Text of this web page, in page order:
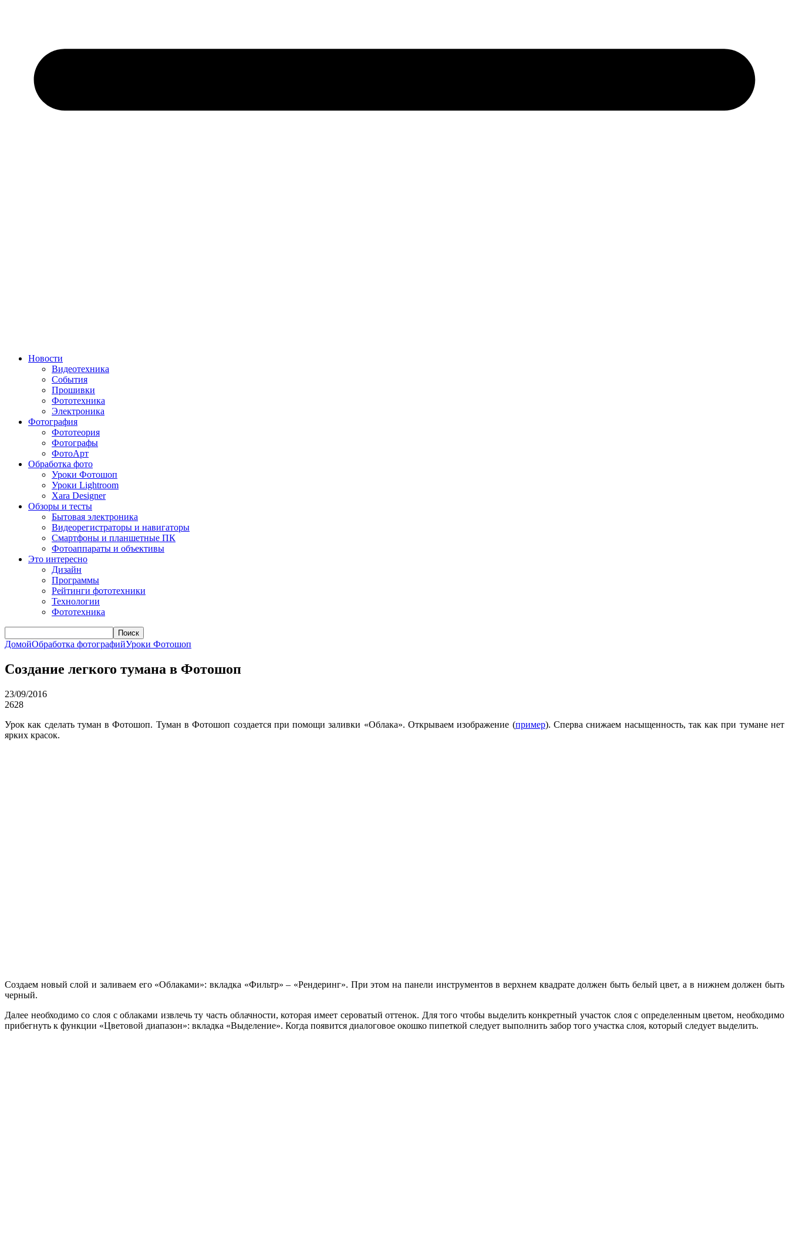
Новости
Видеотехника
События
Прошивки
Фототехника
Электроника
Фотография
Фототеория
Фотографы
ФотоАрт
Обработка фото
Уроки Фотошоп
Уроки Lightroom
Xara Designer
Обзоры и тесты
Бытовая электроника
Видеорегистраторы и навигаторы
Смартфоны и планшетные ПК
Фотоаппараты и объективы
Это интересно
Дизайн
Программы
Рейтинги фототехники
Технологии
Фототехника
Поиск
ДомойОбработка фотографийУроки Фотошоп
Создание легкого тумана в Фотошоп
23/09/2016
2628
Урок как сделать туман в Фотошоп. Туман в Фотошоп создается при помощи заливки «Облака». Открываем изображение (пример). Сперва снижаем насыщенность, так как при тумане нет
ярких красок.
Создаем новый слой и заливаем его «Облаками»: вкладка «Фильтр» – «Рендеринг». При этом на панели инструментов в верхнем квадрате должен быть белый цвет, а в нижнем должен быть
черный.
Далее необходимо со слоя с облаками извлечь ту часть облачности, которая имеет сероватый оттенок. Для того чтобы выделить конкретный участок слоя с определенным цветом, необходимо
прибегнуть к функции «Цветовой диапазон»: вкладка «Выделение». Когда появится диалоговое окошко пипеткой следует выполнить забор того участка слоя, который следует выделить.